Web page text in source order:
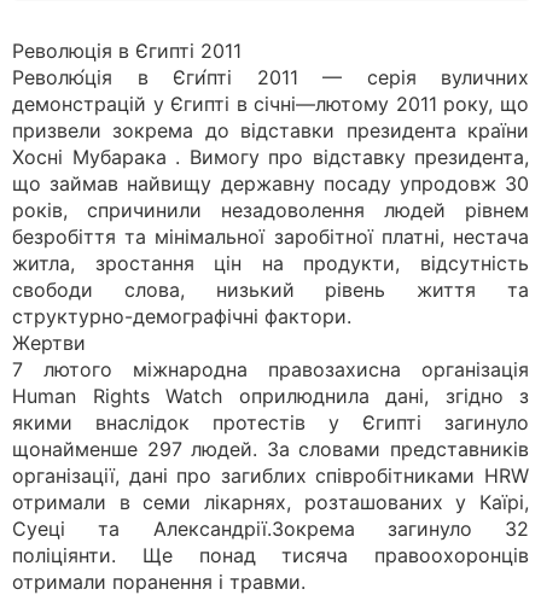
Революція в Єгипті 2011
Револю́ція в Єги́пті 2011 — серія вуличних
демонстрацій у Єгипті в січні—лютому 2011 року, що
призвели зокрема до відставки президента країни
Хосні Мубарака . Вимогу про відставку президента,
що займав найвищу державну посаду упродовж 30
років, спричинили незадоволення людей рівнем
безробіття та мінімальної заробітної платні, нестача
житла, зростання цін на продукти, відсутність
свободи слова, низький рівень життя та
структурно-демографічні фактори.
Жертви
7 лютого міжнародна правозахисна організація
Human Rights Watch оприлюднила дані, згідно з
якими внаслідок протестів у Єгипті загинуло
щонайменше 297 людей. За словами представників
організації, дані про загиблих співробітниками HRW
отримали в семи лікарнях, розташованих у Каїрі,
Суеці та Александрії.Зокрема загинуло 32
поліціянти. Ще понад тисяча правоохоронців
отримали поранення і травми.